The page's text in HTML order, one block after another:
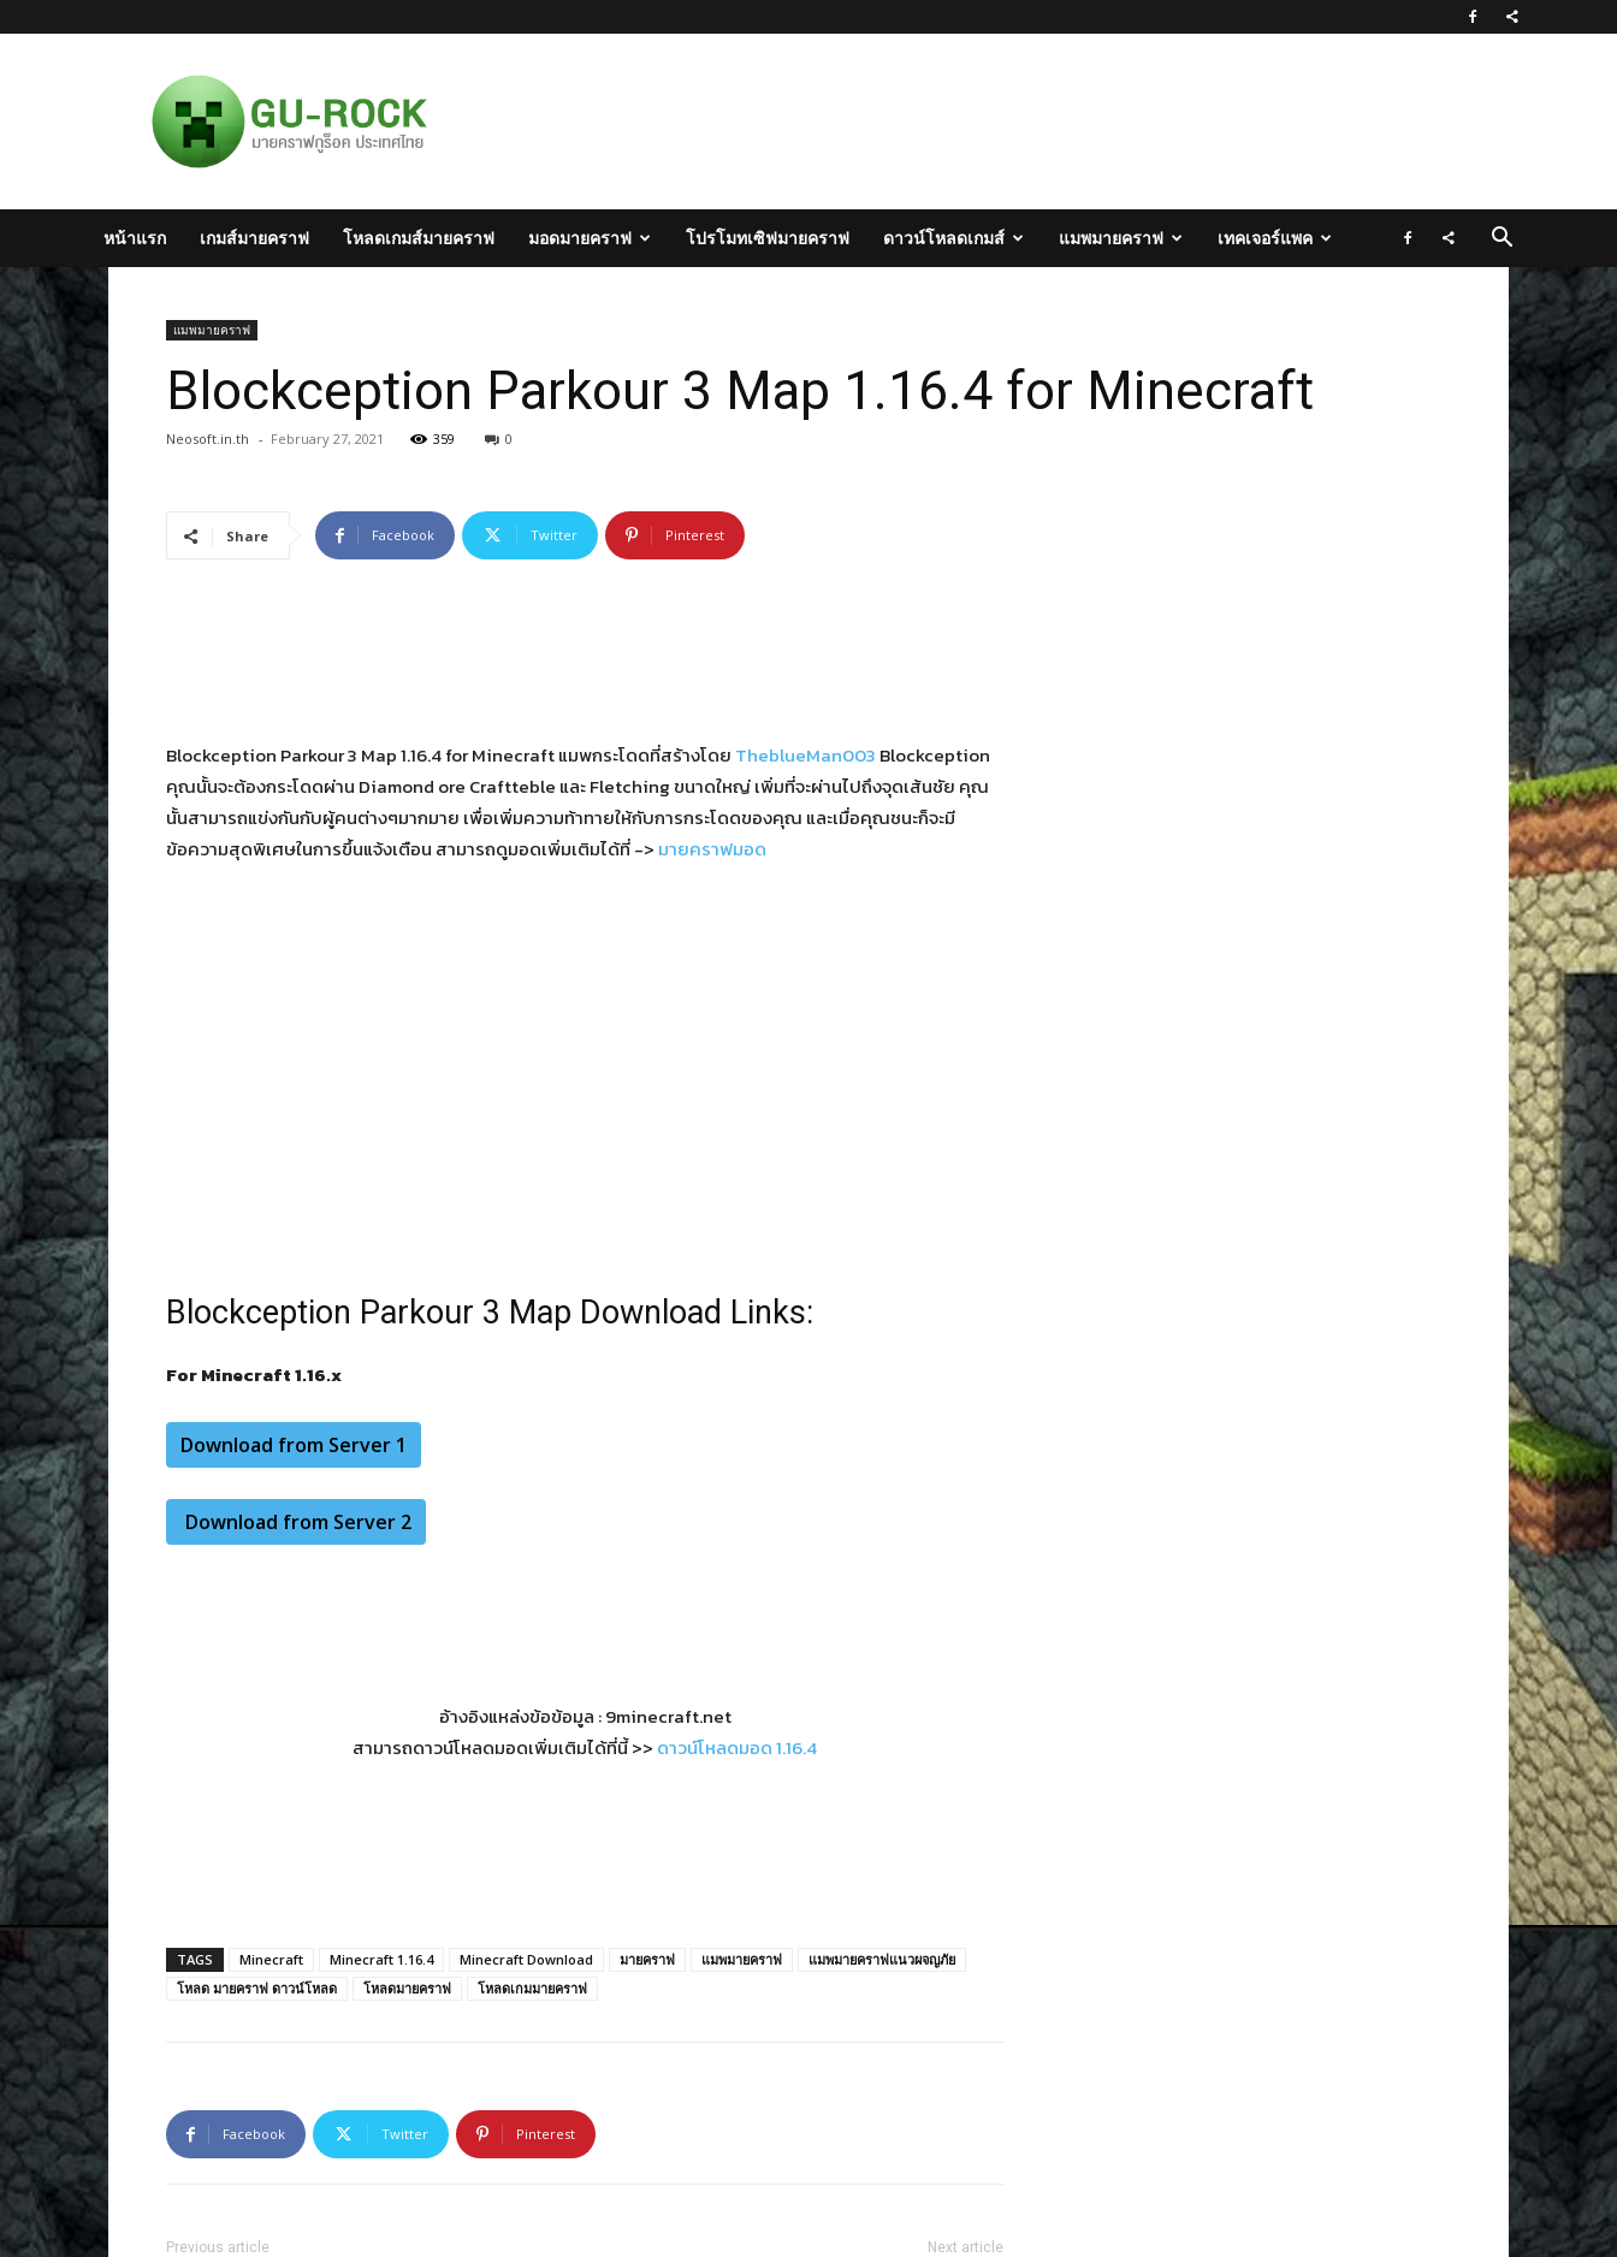
มาย
ครา
ฟไทย
สังคม
มาย
ประเทศไทย
หน้าแรก เกมส์มายคราฟ โหลดเกมส์มายคราฟ มอดมายคราฟ โปรโมทเซิฟมายคราฟ ดาวน์โหลดเกมส์ แมพมายคราฟ เทคเจอร์แพค
แมพมายคราฟ
Blockception Parkour 3 Map 1.16.4 for Minecraft
Neosoft.in.th - February 27, 2021 359 0
Share Facebook Twitter Pinterest
Blockception Parkour 3 Map 1.16.4 for Minecraft แมพกระโดดที่สร้างโดย TheblueMan003 Blockception
คุณนั้นจะต้องกระโดดผ่าน Diamond ore Craftteble และ Fletching ขนาดใหญ่ เพิ่มที่จะผ่านไปถึงจุดเส้นชัย คุณ
นั้นสามารถแข่งกันกับผู้คนต่างๆมากมาย เพื่อเพิ่มความท้าทายให้กับการกระโดดของคุณ และเมื่อคุณชนะก็จะมี
ข้อความสุดพิเศษในการขึ้นแจ้งเตือน สามารถดูมอดเพิ่มเติมได้ที่ -> มายคราฟมอด
Blockception Parkour 3 Map Download Links:
For Minecraft 1.16.x
Download from Server 1
Download from Server 2
อ้างอิงแหล่งข้อข้อมูล : 9minecraft.net
สามารถดาวน์โหลดมอดเพิ่มเติมได้ที่นี้ >> ดาวน์โหลดมอด 1.16.4
TAGS Minecraft Minecraft 1.16.4 Minecraft Download มายคราฟ แมพมายคราฟ
แมพมายคราฟแนวผจญภัย
โหลด มายคราฟ ดาวน์โหลด
โหลดมายคราฟ โหลดเกมมายคราฟ
Facebook Twitter Pinterest
Previous article Next article